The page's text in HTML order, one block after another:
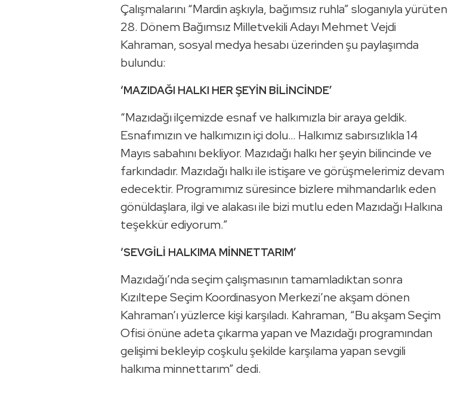
Çalışmalarını “Mardin aşkıyla, bağımsız ruhla” sloganıyla yürüten
28. Dönem Bağımsız Milletvekili Adayı Mehmet Vejdi
Kahraman, sosyal medya hesabı üzerinden şu paylaşımda
bulundu:
‘MAZIDAĞI HALKI HER ŞEYİN BİLİNCİNDE’
“Mazıdağı ilçemizde esnaf ve halkımızla bir araya geldik.
Esnafımızın ve halkımızın içi dolu… Halkımız sabırsızlıkla 14
Mayıs sabahını bekliyor. Mazıdağı halkı her şeyin bilincinde ve
farkındadır. Mazıdağı halkı ile istişare ve görüşmelerimiz devam
edecektir. Programımız süresince bizlere mihmandarlık eden
gönüldaşlara, ilgi ve alakası ile bizi mutlu eden Mazıdağı Halkına
teşekkür ediyorum.”
‘SEVGİLİ HALKIMA MİNNETTARIM’
Mazıdağı’nda seçim çalışmasının tamamladıktan sonra
Kızıltepe Seçim Koordinasyon Merkezi’ne akşam dönen
Kahraman’ı yüzlerce kişi karşıladı. Kahraman, “Bu akşam Seçim
Ofisi önüne adeta çıkarma yapan ve Mazıdağı programından
gelişimi bekleyip coşkulu şekilde karşılama yapan sevgili
halkıma minnettarım” dedi.